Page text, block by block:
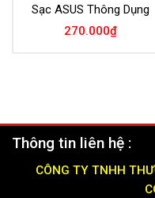
Sạc ASUS Thông Dụng
270.000₫
Thông tin liên hệ :
CÔNG TY TNHH